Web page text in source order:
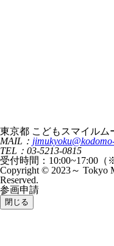
東京都 こどもスマイルム
MAIL：
TEL：03-5213-0815
受付時間：10:00~17:00（
Copyright © 2023～ Tokyo
Reserved.
参画申請
閉じる